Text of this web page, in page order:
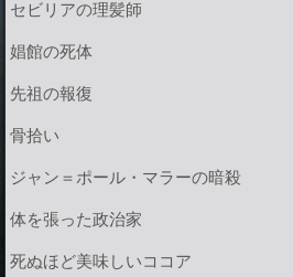
セビリアの理髪師
娼館の死体
先祖の報復
骨拾い
ジャン＝ポール・マラーの暗殺
体を張った政治家
死ぬほど美味しいココア